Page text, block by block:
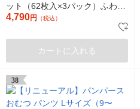
ット（62枚入×3パック）ふわも
ちタッチ 大容量 ゲンキ Genki
4,790円 （税込）
カートに入れる
38